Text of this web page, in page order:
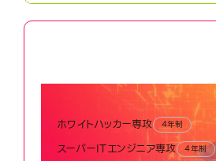
ホワイトハッカー専攻 4年制
スーパーITエンジニア専攻 4年制